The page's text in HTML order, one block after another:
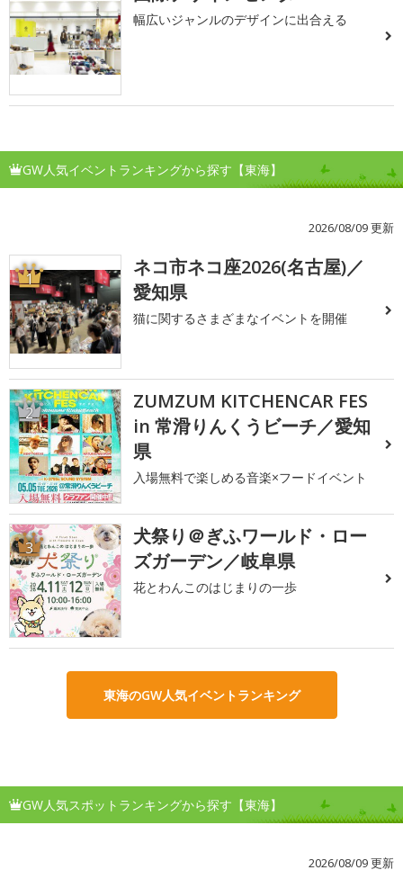
幅広いジャンルのデザインに出合える
GW人気イベントランキングから探す【東海】
2026/08/09 更新
1
ネコ市ネコ座2026(名古屋)／
愛知県
猫に関するさまざまなイベントを開催
2
ZUMZUM KITCHENCAR FES
in 常滑りんくうビーチ／愛知
県
入場無料で楽しめる音楽×フードイベント
3
犬祭り＠ぎふワールド・ロー
ズガーデン／岐阜県
花とわんこのはじまりの一歩
東海のGW人気イベントランキング
GW人気スポットランキングから探す【東海】
2026/08/09 更新